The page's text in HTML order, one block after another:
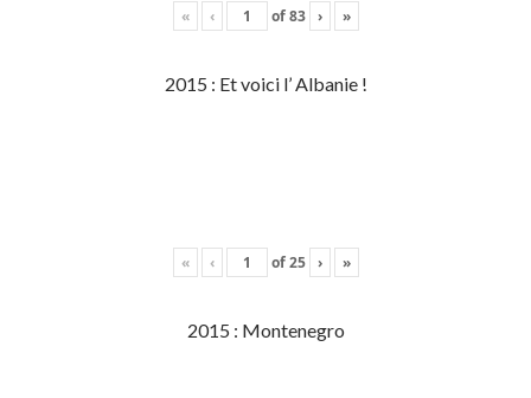
« ‹ of83 › »
2015 : Et voici l’ Albanie !
« ‹ of25 › »
2015 : Montenegro